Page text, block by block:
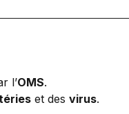
l’OMS.
et des virus.